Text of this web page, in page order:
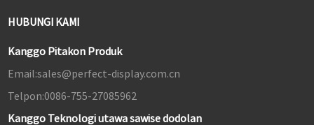
HUBUNGI KAMI
Kanggo Pitakon Produk
Email:sales@perfect-display.com.cn
Telpon:0086-755-27085962
Kanggo Teknologi utawa sawise dodolan